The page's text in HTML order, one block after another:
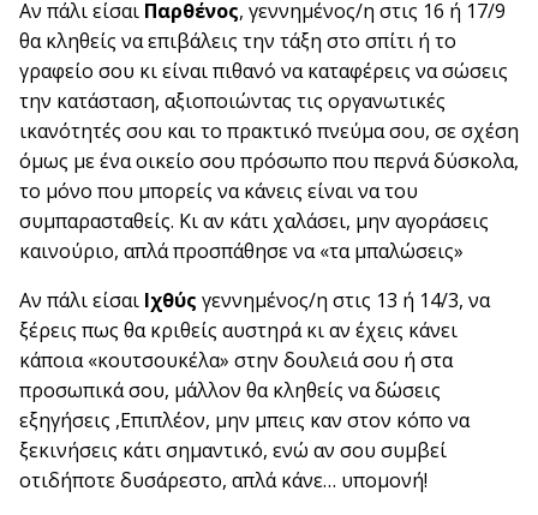
Αν πάλι είσαι Παρθένος, γεννημένος/η στις 16 ή 17/9
θα κληθείς να επιβάλεις την τάξη στο σπίτι ή το
γραφείο σου κι είναι πιθανό να καταφέρεις να σώσεις
την κατάσταση, αξιοποιώντας τις οργανωτικές
ικανότητές σου και το πρακτικό πνεύμα σου, σε σχέση
όμως με ένα οικείο σου πρόσωπο που περνά δύσκολα,
το μόνο που μπορείς να κάνεις είναι να του
συμπαρασταθείς. Κι αν κάτι χαλάσει, μην αγοράσεις
καινούριο, απλά προσπάθησε να «τα μπαλώσεις»
Αν πάλι είσαι Ιχθύς γεννημένος/η στις 13 ή 14/3, να
ξέρεις πως θα κριθείς αυστηρά κι αν έχεις κάνει
κάποια «κουτσουκέλα» στην δουλειά σου ή στα
προσωπικά σου, μάλλον θα κληθείς να δώσεις
εξηγήσεις ,Επιπλέον, μην μπεις καν στον κόπο να
ξεκινήσεις κάτι σημαντικό, ενώ αν σου συμβεί
οτιδήποτε δυσάρεστο, απλά κάνε… υπομονή!